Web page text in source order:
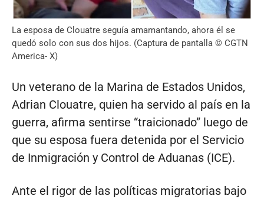
La esposa de Clouatre seguía amamantando, ahora él se
quedó solo con sus dos hijos. (Captura de pantalla © CGTN
America- X)
Un veterano de la Marina de Estados Unidos,
Adrian Clouatre, quien ha servido al país en la
guerra, afirma sentirse “traicionado” luego de
que su esposa fuera detenida por el Servicio
de Inmigración y Control de Aduanas (ICE).
Ante el rigor de las políticas migratorias bajo